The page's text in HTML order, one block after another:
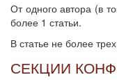
От одного автора (в
более 1 статьи.
В статье не более
СЕКЦИИ